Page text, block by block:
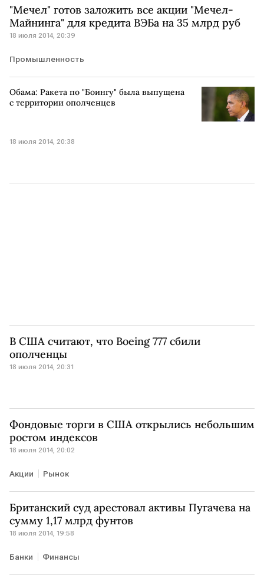
"Мечел" готов заложить все акции "Мечел-
Майнинга" для кредита ВЭБа на 35 млрд руб
18 июля 2014, 20:39
Промышленность
Обама: Ракета по "Боингу" была выпущена
с территории ополченцев
18 июля 2014, 20:38
В США считают, что Boeing 777 сбили
ополченцы
18 июля 2014, 20:31
Фондовые торги в США открылись небольшим
ростом индексов
18 июля 2014, 20:02
Акции Рынок
Британский суд арестовал активы Пугачева на
сумму 1,17 млрд фунтов
18 июля 2014, 19:58
Банки Финансы